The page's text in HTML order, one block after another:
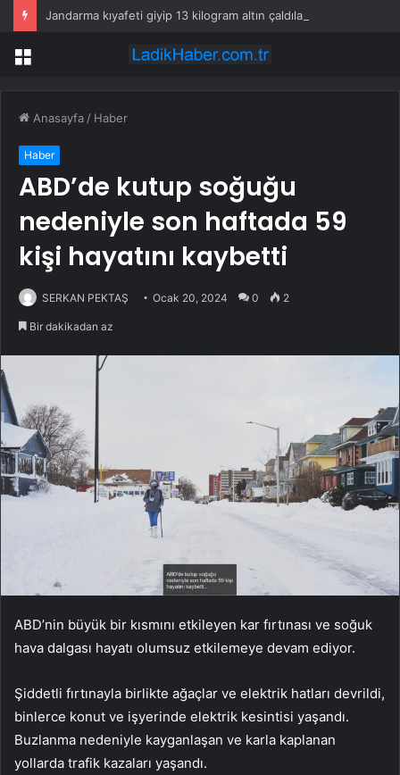
Menü
Anasayfa / Haber
Haber
ABD’de kutup soğuğu
nedeniyle son haftada 59
kişi hayatını kaybetti
SERKAN PEKTAŞ Ocak 20, 2024 0 2
Bir dakikadan az
ABD’nin büyük bir kısmını etkileyen kar fırtınası ve soğuk
hava dalgası hayatı olumsuz etkilemeye devam ediyor.
Şiddetli fırtınayla birlikte ağaçlar ve elektrik hatları devrildi,
binlerce konut ve işyerinde elektrik kesintisi yaşandı.
Buzlanma nedeniyle kayganlaşan ve karla kaplanan
yollarda trafik kazaları yaşandı.